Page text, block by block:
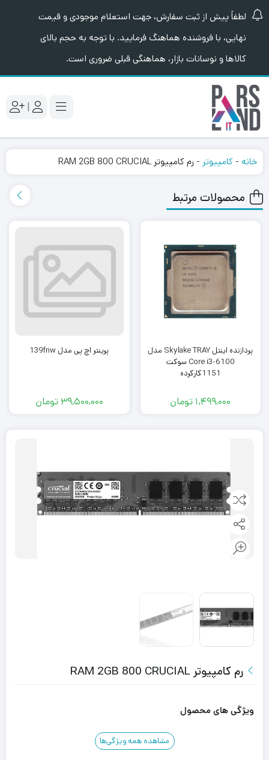
لطفاً پیش از ثبت سفارش، جهت استعلام موجودی و قیمت
نهایی، با فروشنده هماهنگ فرمایید. با توجه به حجم بالای
کالاها و نوسانات بازار، هماهنگی قبلی ضروری است.
|
خانه - کامپیوتر - رم کامپیوتر RAM 2GB 800 CRUCIAL
محصولات مرتبط
پردازنده اینتل Skylake TRAY مدل
Core i3-6100 سوکت
1151کارکرده
1,499,000 تومان
پرینتر اچ پی مدل 139fnw
39,500,000 تومان
رم کامپیوتر RAM 2GB 800 CRUCIAL
ویژگی های محصول
مشاهده همه ویژگی‌ها